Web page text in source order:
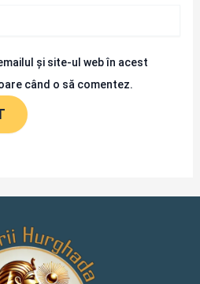
și site-ul web în acest
când o să comentez.